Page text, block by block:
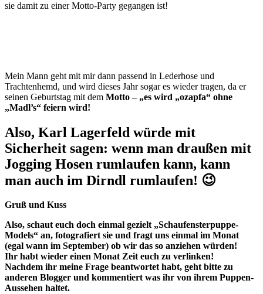
sie damit zu einer Motto-Party gegangen ist!
Mein Mann geht mit mir dann passend in Lederhose und
Trachtenhemd, und wird dieses Jahr sogar es wieder tragen, da er
seinen Geburtstag mit dem Motto – „es wird „ozapfa“ ohne
„Madl’s“ feiern wird!
Also, Karl Lagerfeld würde mit
Sicherheit sagen: wenn man draußen mit
Jogging Hosen rumlaufen kann, kann
man auch im Dirndl rumlaufen! 😉
Gruß und Kuss
Also, schaut euch doch einmal gezielt „Schaufensterpuppe-
Models“ an, fotografiert sie und fragt uns einmal im Monat
(egal wann im September) ob wir das so anziehen würden!
Ihr habt wieder einen Monat Zeit euch zu verlinken!
Nachdem ihr meine Frage beantwortet habt, geht bitte zu
anderen Blogger und kommentiert was ihr von ihrem Puppen-
Aussehen haltet.